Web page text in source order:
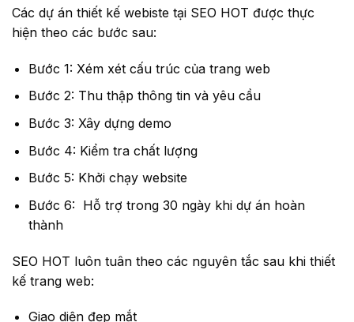
Các dự án thiết kế webiste tại SEO HOT được thực
hiện theo các bước sau:
Bước 1: Xém xét cấu trúc của trang web
Bước 2: Thu thập thông tin và yêu cầu
Bước 3: Xây dựng demo
Bước 4: Kiểm tra chất lượng
Bước 5: Khởi chạy website
Bước 6: Hỗ trợ trong 30 ngày khi dự án hoàn
thành
SEO HOT luôn tuân theo các nguyên tắc sau khi thiết
kế trang web:
Giao diện đẹp mắt